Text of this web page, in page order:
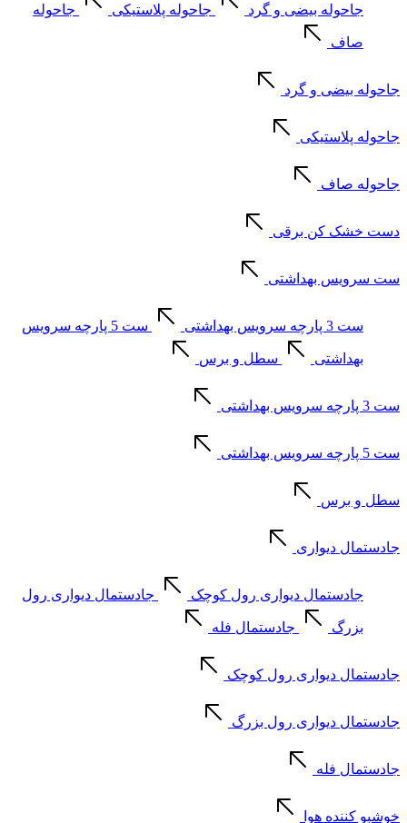
جاحوله بیضی و گرد جاحوله پلاستیکی جاحوله
صاف
جاحوله بیضی و گرد
جاحوله پلاستیکی
جاحوله صاف
دست خشک کن برقی
ست سرویس بهداشتی
ست 3 پارچه سرویس بهداشتی ست 5 پارچه سرویس
بهداشتی سطل و برس
ست 3 پارچه سرویس بهداشتی
ست 5 پارچه سرویس بهداشتی
سطل و برس
جادستمال دیواری
جادستمال دیواری رول کوچک جادستمال دیواری رول
بزرگ جادستمال فله
جادستمال دیواری رول کوچک
جادستمال دیواری رول بزرگ
جادستمال فله
خوشبو کننده هوا